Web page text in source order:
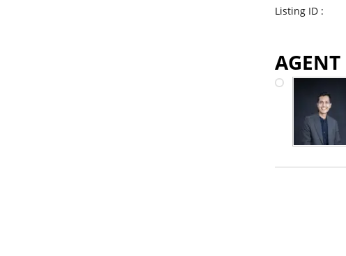
Listing ID :
AGENT